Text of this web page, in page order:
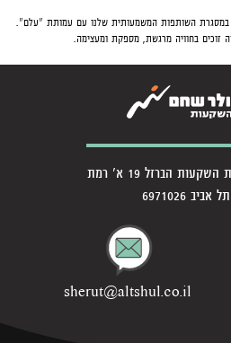
השותפות המשמעותית שלנו עם עמותת "עלם".
זוכים בחוויה מרגשת, מספקת ומעצימה.
אלטשולר שחם בית השקעות הברזל 19 א' רמת
6971026
sherut@altshul.co.il